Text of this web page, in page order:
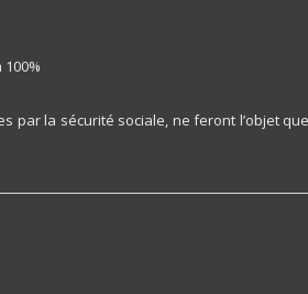
par la sécurité sociale, ne feront l’objet